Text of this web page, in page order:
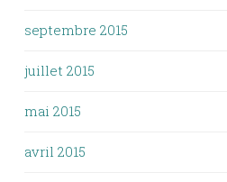
septembre 2015
juillet 2015
mai 2015
avril 2015